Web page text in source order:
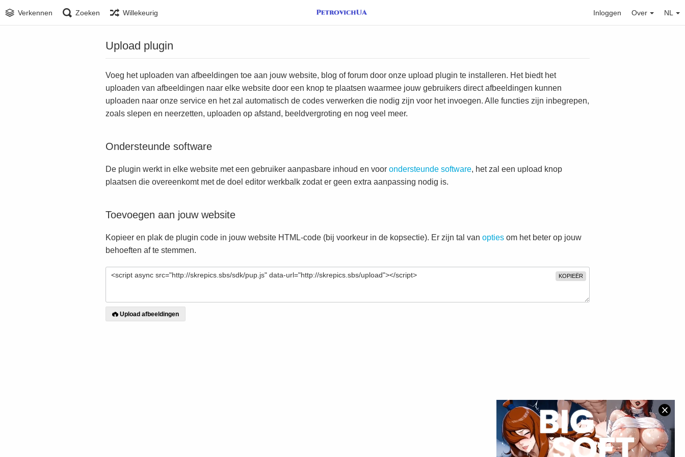
Verkennen Zoeken Willekeurig Inloggen Over NL
Upload plugin
Voeg het uploaden van afbeeldingen toe aan jouw website, blog of forum door onze upload plugin te installeren. Het biedt het
uploaden van afbeeldingen naar elke website door een knop te plaatsen waarmee jouw gebruikers direct afbeeldingen kunnen
uploaden naar onze service en het zal automatisch de codes verwerken die nodig zijn voor het invoegen. Alle functies zijn inbegrepen,
zoals slepen en neerzetten, uploaden op afstand, beeldvergroting en nog veel meer.
Ondersteunde software
De plugin werkt in elke website met een gebruiker aanpasbare inhoud en voor ondersteunde software, het zal een upload knop
plaatsen die overeenkomt met de doel editor werkbalk zodat er geen extra aanpassing nodig is.
Toevoegen aan jouw website
Kopieer en plak de plugin code in jouw website HTML-code (bij voorkeur in de kopsectie). Er zijn tal van opties om het beter op jouw
behoeften af te stemmen.
KOPIEËR
Upload afbeeldingen